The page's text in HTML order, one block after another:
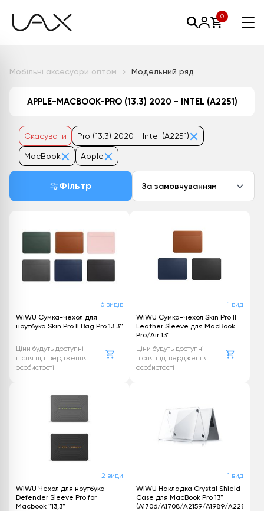
0
Мобільні аксесуари оптом Модельний ряд
APPLE-MACBOOK-PRO (13.3) 2020 - INTEL (A2251)
Скасувати Pro (13.3) 2020 - Intel (A2251)
MacBook Apple
Фільтр За замовчуванням
6 видів
WiWU Сумка-чехол для
ноутбука Skin Pro II Bag Pro 13.3''
Ціни будуть доступні
після підтвердження
особистості
1 вид
WiWU Сумка-чехол Skin Pro II
Leather Sleeve для MacBook
Pro/Air 13"
Ціни будуть доступні
після підтвердження
особистості
2 види
WiWU Чехол для ноутбука
Defender Sleeve Pro for
Macbook "13,3"
1 вид
WiWU Накладка Crystal Shield
Case для MacBook Pro 13"
(A1706/A1708/A2159/A1989/A2289/